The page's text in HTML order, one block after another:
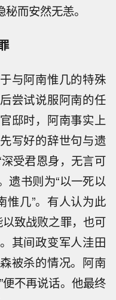
而安然无恙。
与阿南惟几的特殊
尝试说服阿南的任
邸时，阿南事实上
写好的辞世句与遗
受君恩身，无言可
遗书则为“以一死以
惟几”。有人认为此
以致战败之罪，也可
其间政变军人洼田
被杀的情况。阿南
便不再说话。他最终